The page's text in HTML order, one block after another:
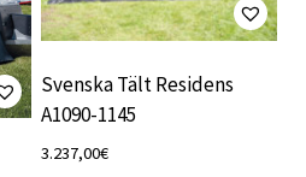
Svenska Tält Residens
A1090-1145
3.237,00€